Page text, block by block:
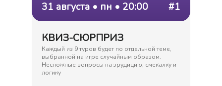
31 августа • пн • 20:00 #1
КВИЗ-СЮРПРИЗ
Каждый из 9 туров будет по отдельной теме,
выбранной на игре случайным образом.
Несложные вопросы на эрудицию, смекалку и
логику